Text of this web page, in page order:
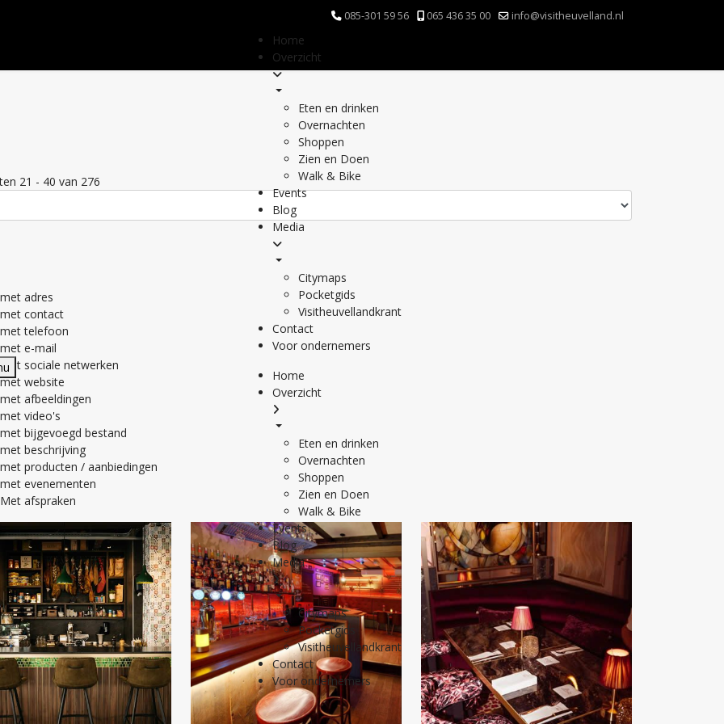
085-301 59 56 065 436 35 00 info@visitheuvelland.nl
Home
Overzicht
Eten en drinken
Overnachten
Shoppen
Zien en Doen
Walk & Bike
Events
Blog
Media
Citymaps
Pocketgids
Visitheuvellandkrant
Contact
Voor ondernemers
Home
Overzicht
Eten en drinken
Overnachten
Shoppen
Zien en Doen
Walk & Bike
Events
Blog
Media
Citymaps
Pocketgids
Visitheuvellandkrant
Contact
Voor ondernemers
21 - 40 van 276
met adres
met contact
met telefoon
met e-mail
met sociale netwerken
met website
met afbeeldingen
met video's
met bijgevoegd bestand
met beschrijving
met producten / aanbiedingen
met evenementen
Met afspraken